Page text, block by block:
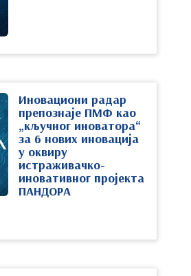
Иновациони радар
препознаје ПМФ као
„кључног иноватора“
за 6 нових иновација
у оквиру
истраживачко-
иновативног пројекта
ПАНДОРА